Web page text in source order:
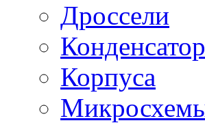
Дроссели
Корпуса